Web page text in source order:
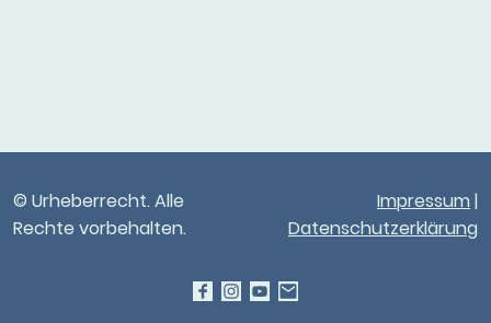
© Urheberrecht. Alle
Rechte vorbehalten.
Impressum |
Datenschutzerklärung